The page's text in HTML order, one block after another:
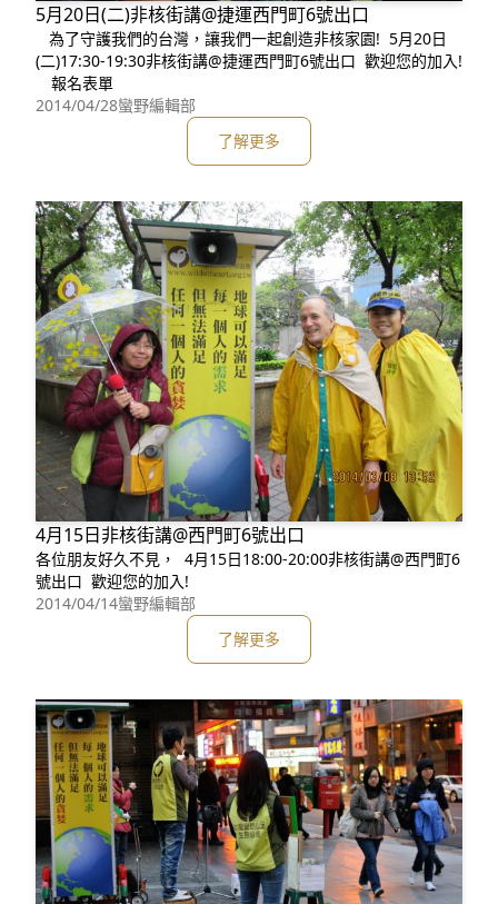
5月20日(二)非核街講@捷運西門町6號出口
(二)17:30-19:30非核街講@捷運西門町6號出口 歡迎您的加入!
報名表單
2014/04/28蠻野編輯部
了解更多
4月15日非核街講@西門町6號出口
各位朋友好久不見， 4月15日18:00-20:00非核街講@西門町6
2014/04/14蠻野編輯部
了解更多